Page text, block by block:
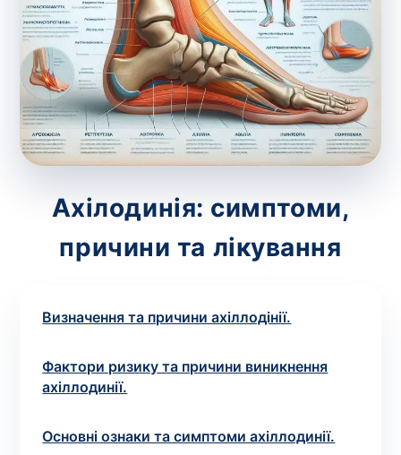
Ахілодинія: симптоми,
причини та лікування
Визначення та причини ахіллодінії.
Фактори ризику та причини виникнення
ахіллодинії.
Основні ознаки та симптоми ахіллодинії.
Попередній запис на дослідження не
потрібний. Виняток становлять мазки та
зіскрібки. Взяття біоматеріалу для них
виконує лікар – необхідийзапис до фахівця.
Аналіз вдома
Номер телефону *